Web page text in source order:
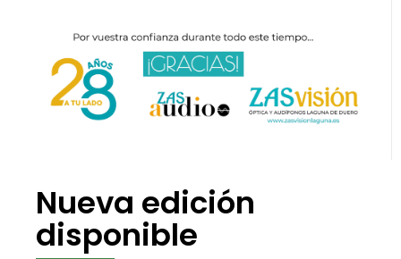
Nueva edición
disponible